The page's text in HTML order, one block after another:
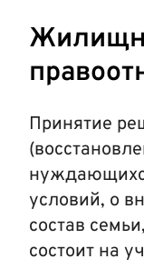
Принятие
условий, о
состав
состоит на